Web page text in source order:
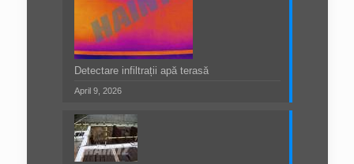
Detectare infiltrații apă terasă
April 9, 2026